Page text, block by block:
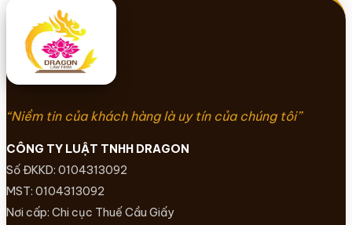
“Niềm tin của khách hàng là uy tín của chúng tôi”
CÔNG TY LUẬT TNHH DRAGON
Số ĐKKD: 0104313092
MST: 0104313092
Nơi cấp: Chi cục Thuế Cầu Giấy